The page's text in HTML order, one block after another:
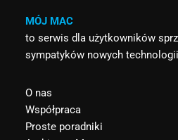
MÓJ MAC
to serwis dla użytkowników
sympatyków nowych
O nas
Współpraca
Proste poradniki